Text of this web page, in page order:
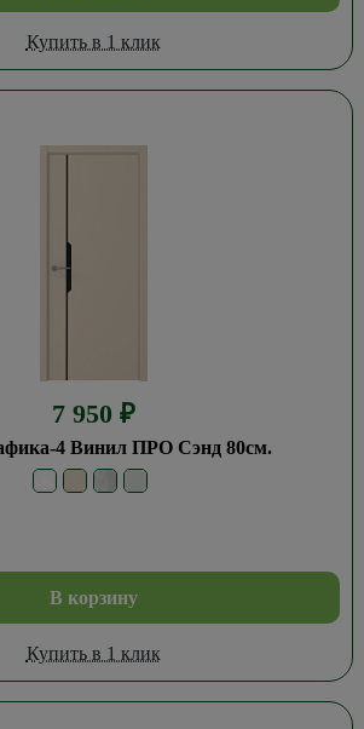
Купить в 1 клик
7 950 ₽
4 Винил ПРО Сэнд 80см.
В корзину
Купить в 1 клик